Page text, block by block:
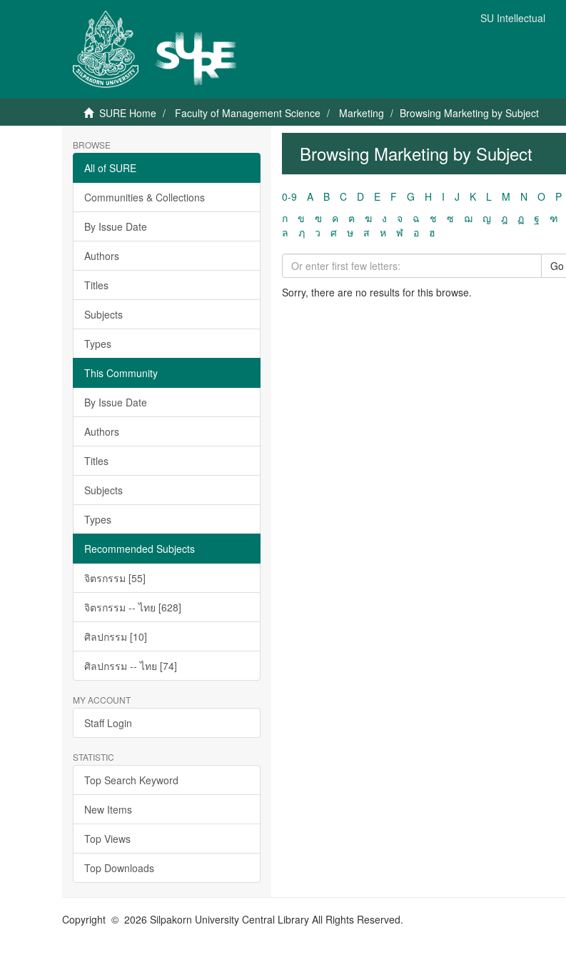
SU Intellectual
SURE Home Faculty of Management Science Marketing Browsing Marketing by Subject
BROWSE
All of SURE
Communities & Collections
By Issue Date
Authors
Titles
Subjects
Types
This Community
By Issue Date
Authors
Titles
Subjects
Types
Recommended Subjects
จิตรกรรม [55]
จิตรกรรม -- ไทย [628]
ศิลปกรรม [10]
ศิลปกรรม -- ไทย [74]
MY ACCOUNT
Staff Login
STATISTIC
Top Search Keyword
New Items
Top Views
Top Downloads
Browsing Marketing by Subject
0-9 A B C D E F G H I J K L M N O P
ก
ข ฃ ค ฅ ฆ ง จ ฉ ช ซ ฌ ญ ฎ ฏ ฐ ฑ
ล
ฦ ว ศ ษ ส ห ฬ อ ฮ
Go
Sorry, there are no results for this browse.
Copyright © 2026 Silpakorn University Central Library All Rights Reserved.